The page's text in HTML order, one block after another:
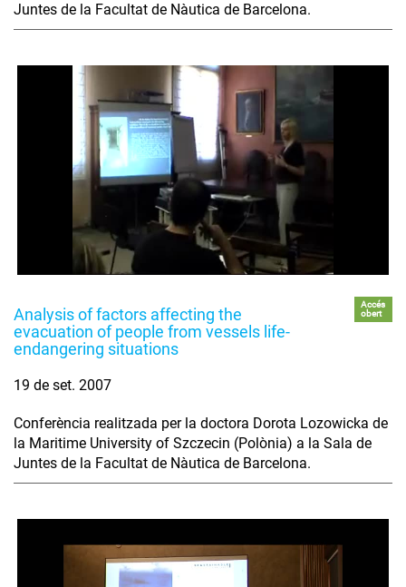
Juntes de la Facultat de Nàutica de Barcelona.
Analysis of factors affecting the
evacuation of people from vessels life-
endangering situations
Accés
obert
19 de set. 2007
Conferència realitzada per la doctora Dorota Lozowicka de
la Maritime University of Szczecin (Polònia) a la Sala de
Juntes de la Facultat de Nàutica de Barcelona.